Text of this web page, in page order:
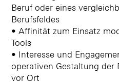
Beruf oder eines
Berufsfeldes
• Affinität zum Einsatz
Tools
• Interesse und
operativen Gestaltung der
vor Ort